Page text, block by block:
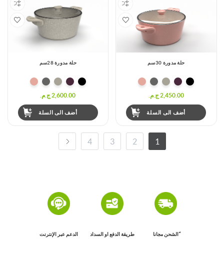
حلة مدورة 30سم
2,450.00 ج.م.‏
أضف الى السلة
حلة مدورة 28سم
2,600.00 ج.م.‏
أضف الى السلة
1
2
3
4
ًالشحن مجانا طريقة الدفع او السداد الدعم عبر الإنترنت